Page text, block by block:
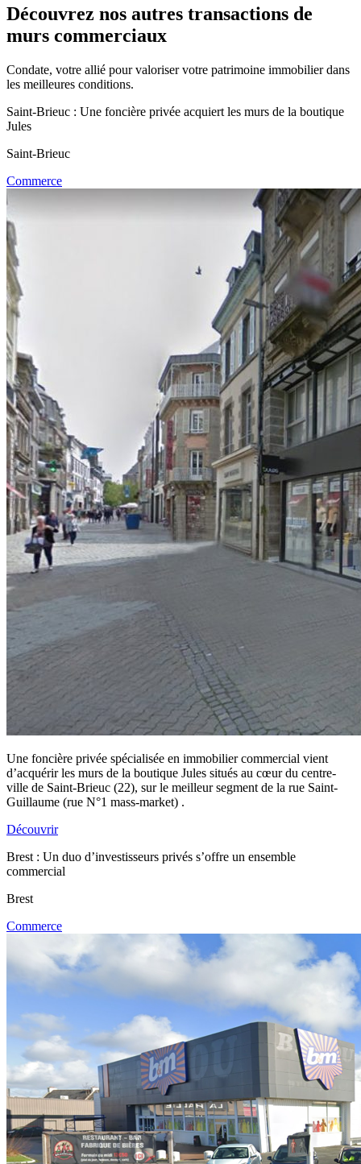
Découvrez nos autres transactions de
murs commerciaux
Condate, votre allié pour valoriser votre patrimoine immobilier dans
les meilleures conditions.
Saint-Brieuc : Une foncière privée acquiert les murs de la boutique
Jules
Saint-Brieuc
Commerce
Une foncière privée spécialisée en immobilier commercial vient
d’acquérir les murs de la boutique Jules situés au cœur du centre-
ville de Saint-Brieuc (22), sur le meilleur segment de la rue Saint-
Guillaume (rue N°1 mass-market) .
Découvrir
Brest : Un duo d’investisseurs privés s’offre un ensemble
commercial
Brest
Commerce